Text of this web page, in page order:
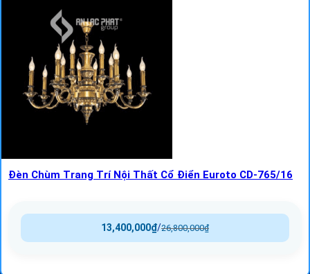
Đèn Chùm Trang Trí Nội Thất Cổ Điển Euroto CD-765/16
26,800,000₫
/
13,400,000₫